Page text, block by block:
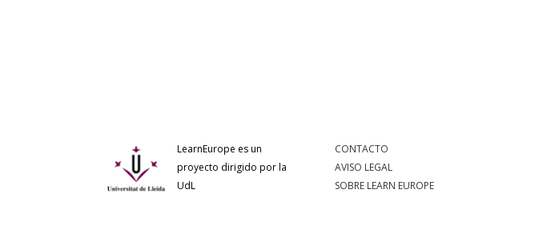
LearnEurope es un
proyecto dirigido por la
UdL
CONTACTO
AVISO LEGAL
SOBRE LEARN EUROPE